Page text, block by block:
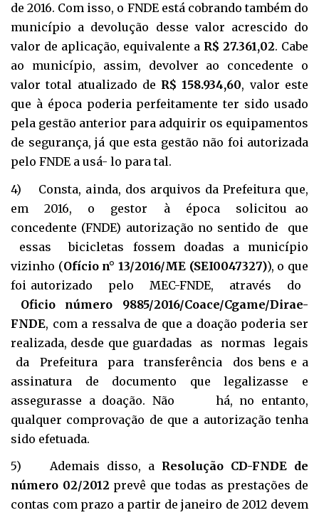
de 2016. Com isso, o FNDE está cobrando também do
município a devolução desse valor acrescido do
valor de aplicação, equivalente a R$ 27.361,02. Cabe
ao município, assim, devolver ao concedente o
valor total atualizado de R$ 158.934,60, valor este
que à época poderia perfeitamente ter sido usado
pela gestão anterior para adquirir os equipamentos
de segurança, já que esta gestão não foi autorizada
pelo FNDE a usá- lo para tal.
4) Consta, ainda, dos arquivos da Prefeitura que,
em 2016, o gestor à época solicitou ao
concedente (FNDE) autorização no sentido de que
essas bicicletas fossem doadas a município
vizinho (Ofício n° 13/2016/ME (SEI0047327)), o que
foi autorizado pelo MEC-FNDE, através do
Oficio número 9885/2016/Coace/Cgame/Dirae-
FNDE, com a ressalva de que a doação poderia ser
realizada, desde que guardadas as normas legais
da Prefeitura para transferência dos bens e a
assinatura de documento que legalizasse e
assegurasse a doação. Não há, no entanto,
qualquer comprovação de que a autorização tenha
sido efetuada.
5) Ademais disso, a Resolução CD-FNDE de
número 02/2012 prevê que todas as prestações de
contas com prazo a partir de janeiro de 2012 devem